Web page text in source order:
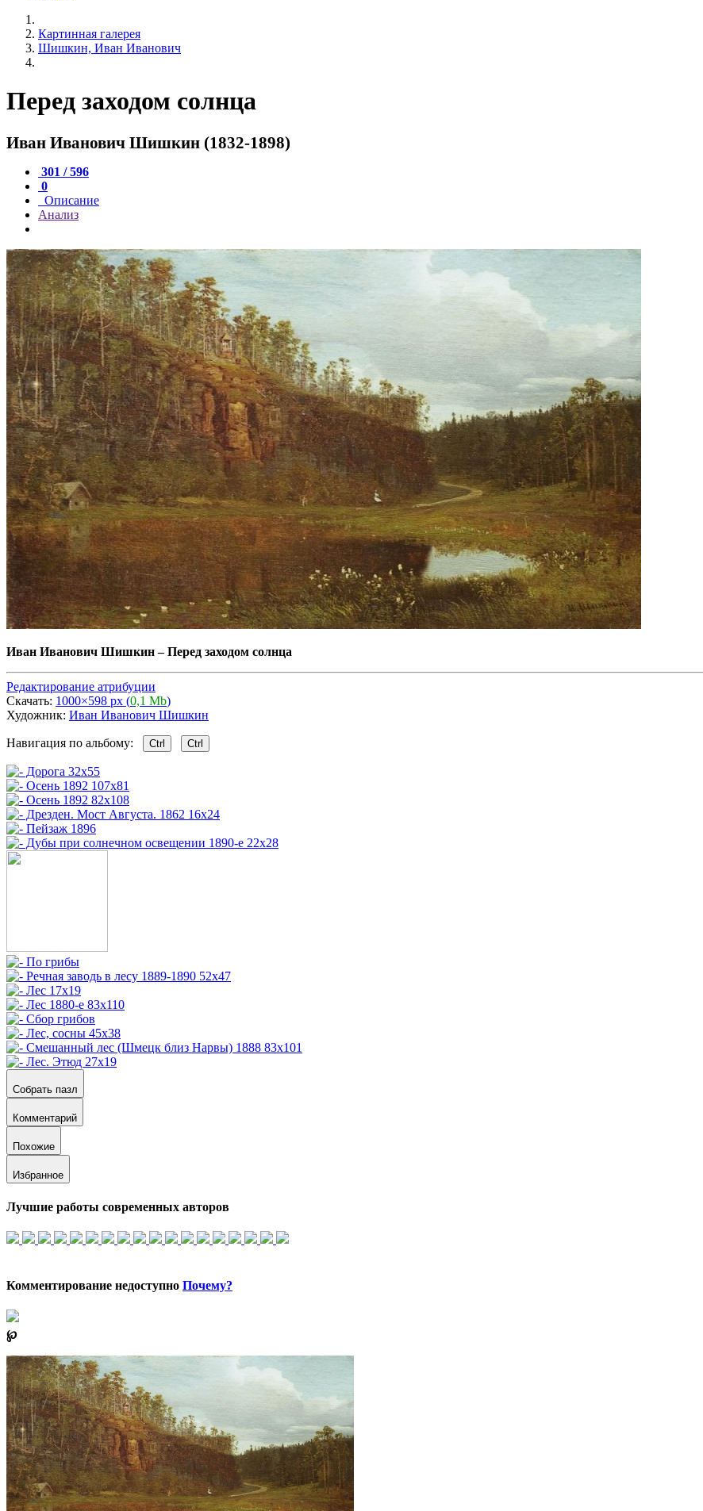
Картинная галерея
Шишкин, Иван Иванович
Перед заходом солнца
Иван Иванович Шишкин (1832-1898)
301 / 596
0
Описание
Анализ
Иван Иванович Шишкин–Перед заходом солнца
Редактирование атрибуции
Скачать: 1000×598 px (0,1 Mb)
Художник: Иван Иванович Шишкин
Навигация по альбому: Ctrl Ctrl
Собрать пазл
Комментарий
Похожие
Избранное
Лучшие работы современных авторов
Комментирование недоступно Почему?
℘